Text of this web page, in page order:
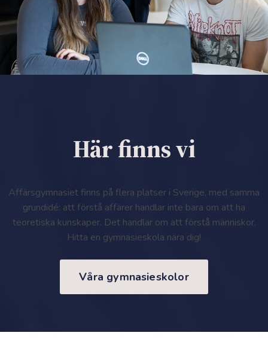
Här finns vi
Affärsgymnasiet finns på flera platser i Sverige, med samma
grundidé: att förstå affärer handlar inte bara om att ha
teoretiska kunskaper. Det handlar om att förstå människor.
Hitta en gymnasieskola nära dig!
Våra gymnasieskolor